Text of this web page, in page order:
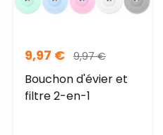
9,97 € 9,97€
Bouchon d'évier et
filtre 2-en-1